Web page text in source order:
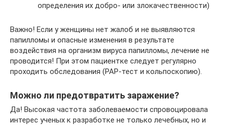
определения их добро‑ или злокачественности)
Важно! Если у женщины нет жалоб и не выявляются
папилломы и опасные изменения в результате
воздействия на организм вируса папилломы, лечение не
проводится! При этом пациентке следует регулярно
проходить обследования (РАР‑тест и кольпоскопию).
Можно ли предотвратить заражение?
Да! Высокая частота заболеваемости спровоцировала
интерес ученых к разработке не только лечебных, но и